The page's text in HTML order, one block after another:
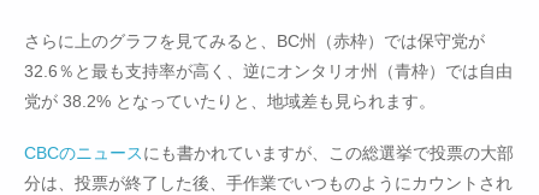
さらに上のグラフを見てみると、BC州（赤枠）では保守党が
32.6％と最も支持率が高く、逆にオンタリオ州（青枠）では自由
党が 38.2% となっていたりと、地域差も見られます。
CBCのニュースにも書かれていますが、この総選挙で投票の大部
分は、投票が終了した後、手作業でいつものようにカウントされ